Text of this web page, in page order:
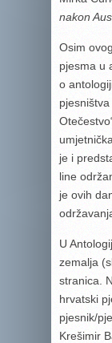
nakon
Osim
pjesma u
o
je i
line
je ovih
U
zemalja
stranica.
hrvatski
pjesnik/
Krešimir